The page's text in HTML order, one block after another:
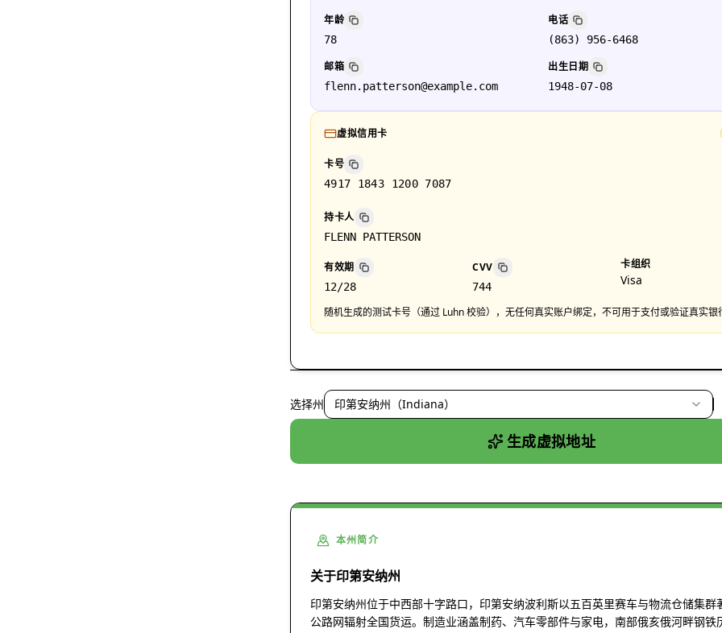
年龄
78
电话
(863) 956-6468
邮箱
flenn.patterson@example.com
出生日期
1948-07-08
虚拟信用卡
卡号
4917 1843 1200 7087
持卡人
FLENN PATTERSON
有效期
12/28
CVV
744
卡组织
Visa
随机生成的测试卡号（通过 Luhn 校验），无任何真实账户绑定，不可用于支付或验证真实银
选择州 印第安纳州（Indiana）
生成虚拟地址
本州简介
关于印第安纳州
印第安纳州位于中西部十字路口，印第安纳波利斯以五百英里赛车与物流仓储集群
公路网辐射全国货运。制造业涵盖制药、汽车零部件与家电，南部俄亥俄河畔钢铁